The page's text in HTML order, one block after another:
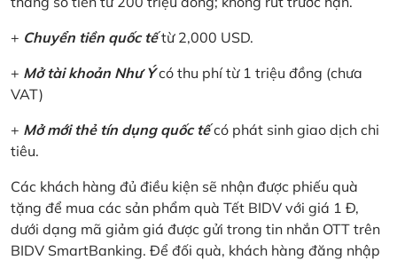
+ Chuyển tiền quốc tếtừ 2,000 USD.
+ Mở tài khoản Như Ýcó thu phí từ 1 triệu đồng (chưa
VAT)
+ Mở mới thẻ tín dụng quốc tếcó phát sinh giao dịch chi
tiêu.
Các khách hàng đủ điều kiện sẽ nhận được phiếu quà
tặng để mua các sản phẩm quà Tết BIDV với giá 1 Đ,
dưới dạng mã giảm giá được gửi trong tin nhắn OTT trên
BIDV SmartBanking. Để đối quà, khách hàng đăng nhập